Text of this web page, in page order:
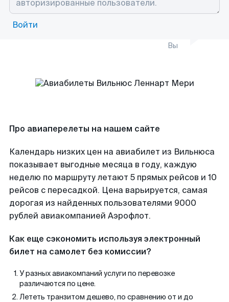
Войти
Вы
Про авиаперелеты на нашем сайте
Календарь низких цен на авиабилет из Вильнюса
показывает выгодные месяца в году, каждую
неделю по маршруту летают 5 прямых рейсов и 10
рейсов с пересадкой. Цена варьируется, самая
дорогая из найденных пользователями 9000
рублей авиакомпанией Аэрофлот.
Как еще сэкономить используя электронный
билет на самолет без комиссии?
У разных авиакомпаний услуги по перевозке
различаются по цене.
Лететь транзитом дешево, по сравнению от и до